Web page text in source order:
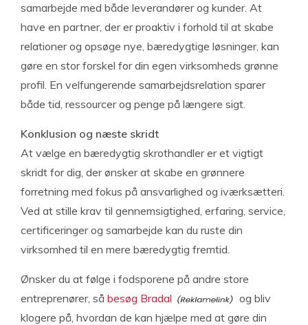
samarbejde med både leverandører og kunder. At
have en partner, der er proaktiv i forhold til at skabe
relationer og opsøge nye, bæredygtige løsninger, kan
gøre en stor forskel for din egen virksomheds grønne
profil. En velfungerende samarbejdsrelation sparer
både tid, ressourcer og penge på længere sigt.
Konklusion og næste skridt
At vælge en bæredygtig skrothandler er et vigtigt
skridt for dig, der ønsker at skabe en grønnere
forretning med fokus på ansvarlighed og iværksætteri.
Ved at stille krav til gennemsigtighed, erfaring, service,
certificeringer og samarbejde kan du ruste din
virksomhed til en mere bæredygtig fremtid.
Ønsker du at følge i fodsporene på andre store
entreprenører, så besøg Bradal
og bliv
klogere på, hvordan de kan hjælpe med at gøre din